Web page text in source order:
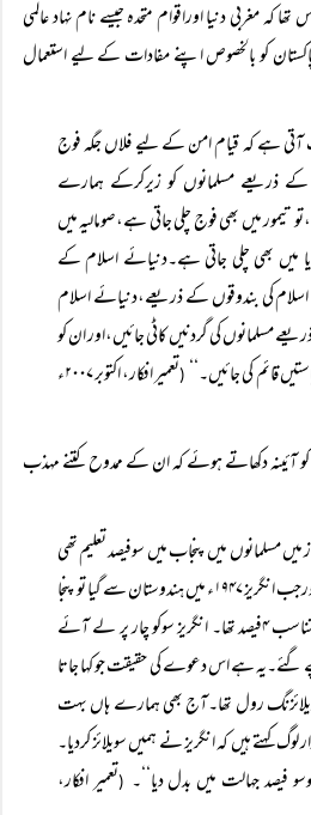
کہ مغربی دنیا اوراقوام متحدہ جیسے نام نہاد عالمی
کو بالخصوص اپنے مفادات کے لیے استعمال
ہے کہ قیام امن کے لیے فلاں جگہ فوج
کے ذریعے مسلمانوں کو زیرکرکے ہمارے
تیمور میں بھی فوج چلی جاتی ہے،صومالیہ میں
میں بھی چلی جاتی ہے۔دنیائے اسلام کے
کی بندوقوں کے ذریعے،دنیائے اسلام
مسلمانوں کی گردنیں کاٹی جائیں،اور ان کو
قائم کی جائیں۔‘‘
(
تعمیر افکار، اکتوبر ۲۰۰۷ء
آئینہ دکھاتے ہوئے کہ ان کے ممدوح کتنے مہذب
مسلمانوں میں پنجاب میں سوفیصد تعلیم تھی
اور بحیثیت مجموعی ۸۴فیصد تھی اورجب انگریز ۱۹۴۷ء میں ہندوستان سے گیا تو پنجا
ب میں مسلمانوں میں تعلیم کا تناسب ۴فیصد تھا۔ انگریز سوکو چار پر لے آئے
گئے۔یہ ہے اس دعوے کی حقیقت جو کہا جاتا
رول تھا۔آج بھی ہمارے ہاں بہت
کہتے ہیں کہ انگریز نے ہمیں سویلائز کردیا۔
فیصد جہالت میں بدل دیا‘‘۔ (تعمیر افکار،